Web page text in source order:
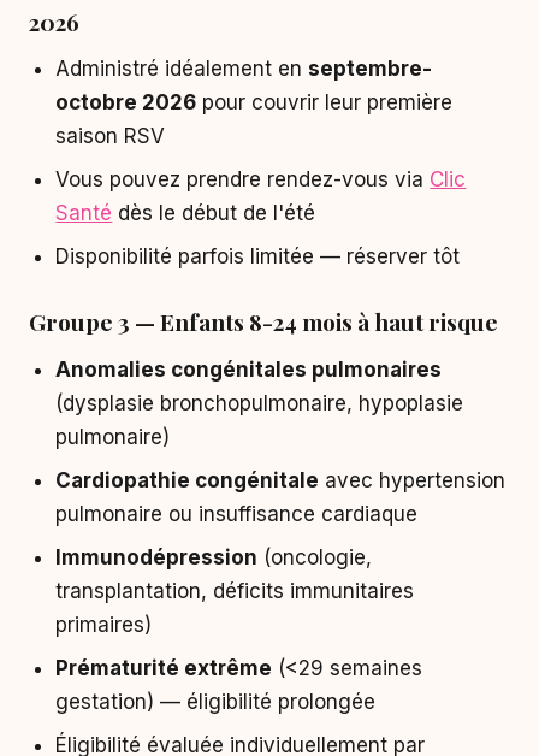
2026
Administré idéalement enseptembre-
octobre 2026 pour couvrir leur première
saison RSV
Vous pouvez prendre rendez-vous via Clic
Santé dès le début de l'été
Disponibilité parfois limitée — réserver tôt
Groupe 3 — Enfants 8-24 mois à haut risque
Anomalies congénitales pulmonaires
(dysplasie bronchopulmonaire, hypoplasie
pulmonaire)
Cardiopathie congénitale avec hypertension
pulmonaire ou insuffisance cardiaque
Immunodépression (oncologie,
transplantation, déficits immunitaires
primaires)
Prématurité extrême (<29 semaines
gestation) — éligibilité prolongée
Éligibilité évaluée individuellement par